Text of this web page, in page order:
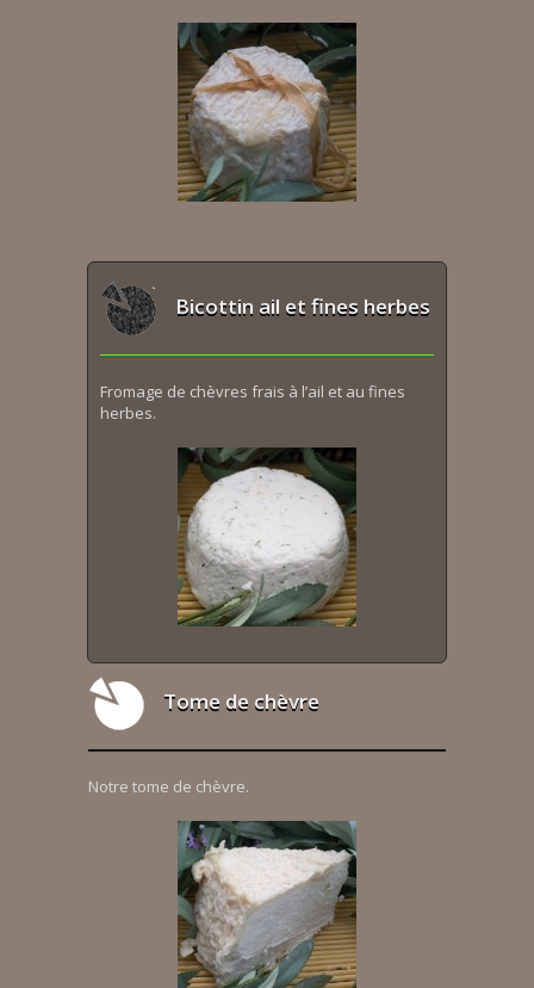
Bicottin ail et fines herbes
Fromage de chèvres frais à l’ail et au fines
herbes.
Tome de chèvre
Notre tome de chèvre.